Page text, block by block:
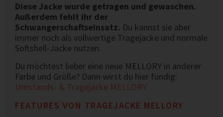
Diese Jacke wurde getragen und gewaschen.
Außerdem fehlt ihr der
Schwangerschaftseinsatz. Du kannst sie aber
immer noch als vollwertige Tragejacke und normale
Softshell-Jacke nutzen.
Du möchtest lieber eine neue MELLORY in anderer
Farbe und Größe? Dann wirst du hier fündig:
Umstands- & Tragejacke MELLORY
FEATURES VON TRAGEJACKE MELLORY